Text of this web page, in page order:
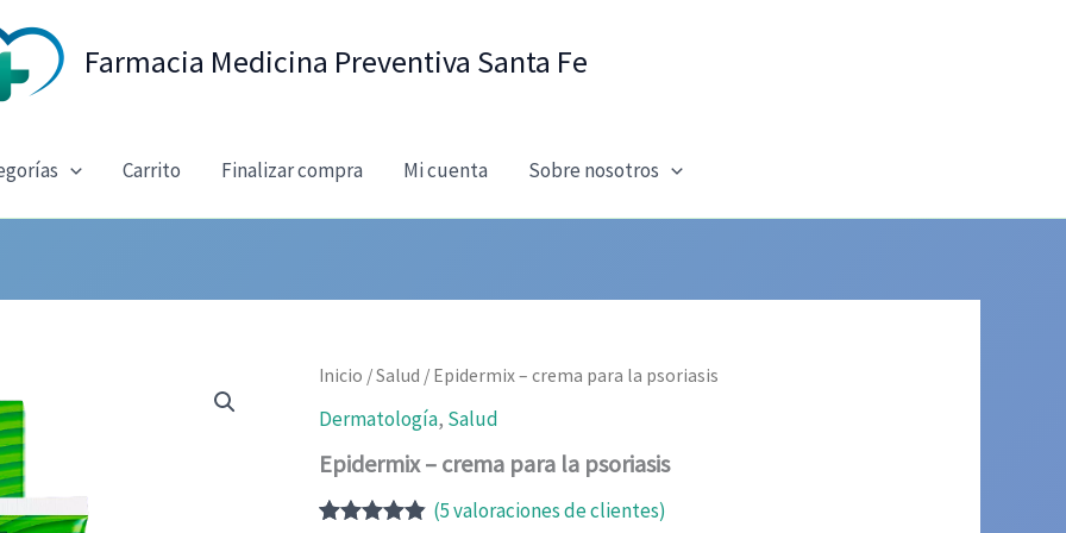
Farmacia Medicina Preventiva Santa Fe
Carrito Finalizar compra Mi cuenta Sobre nosotros
Inicio /Salud / Epidermix – crema para la psoriasis
Dermatología, Salud
Epidermix – crema para la psoriasis
(5valoraciones de clientes)